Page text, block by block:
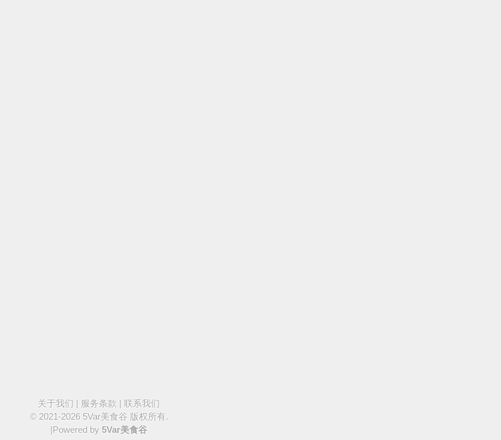
关于我们 | 服务条款 | 联系我们
© 2021-2026 5Var美食谷 版权所有.
|Powered by 5Var美食谷